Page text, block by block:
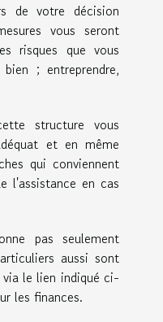
de votre décision
vous seront
risques que vous
; entreprendre,
structure vous
et en même
qui conviennent
l'assistance en cas
pas seulement
aussi sont
le lien indiqué ci-
les finances.